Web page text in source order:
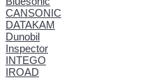
CANSONIC
DATAKAM
Dunobil
Inspector
INTEGO
IROAD